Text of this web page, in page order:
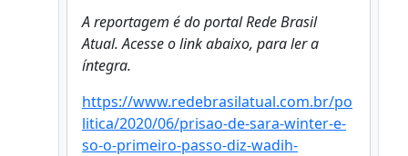
A reportagem é do portal Rede Brasil
Atual. Acesse o link abaixo, para ler a
íntegra.
https://www.redebrasilatual.com.br/po
litica/2020/06/prisao-de-sara-winter-e-
so-o-primeiro-passo-diz-wadih-